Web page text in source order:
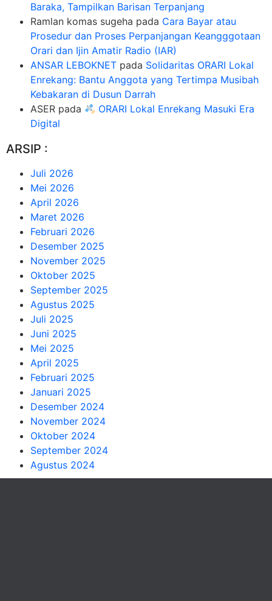
Baraka, Tampilkan Barisan Terpanjang
Ramlan komas sugeha pada Cara Bayar atau
Prosedur dan Proses Perpanjangan Keangggotaan
Orari dan Ijin Amatir Radio (IAR)
ANSAR LEBOKNET pada Solidaritas ORARI Lokal
Enrekang: Bantu Anggota yang Tertimpa Musibah
Kebakaran di Dusun Darrah
ASER pada
ORARI Lokal Enrekang Masuki Era
Digital
ARSIP :
Juli 2026
Mei 2026
April 2026
Maret 2026
Februari 2026
Desember 2025
November 2025
Oktober 2025
September 2025
Agustus 2025
Juli 2025
Juni 2025
Mei 2025
April 2025
Februari 2025
Januari 2025
Desember 2024
November 2024
Oktober 2024
September 2024
Agustus 2024